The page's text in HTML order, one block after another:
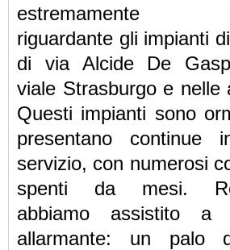
estremamente
riguardante gli impianti
di via Alcide De
viale Strasburgo e nelle
Questi impianti sono
presentano continue
servizio, con numerosi
spenti da mesi.
abbiamo assistito a
allarmante: un palo